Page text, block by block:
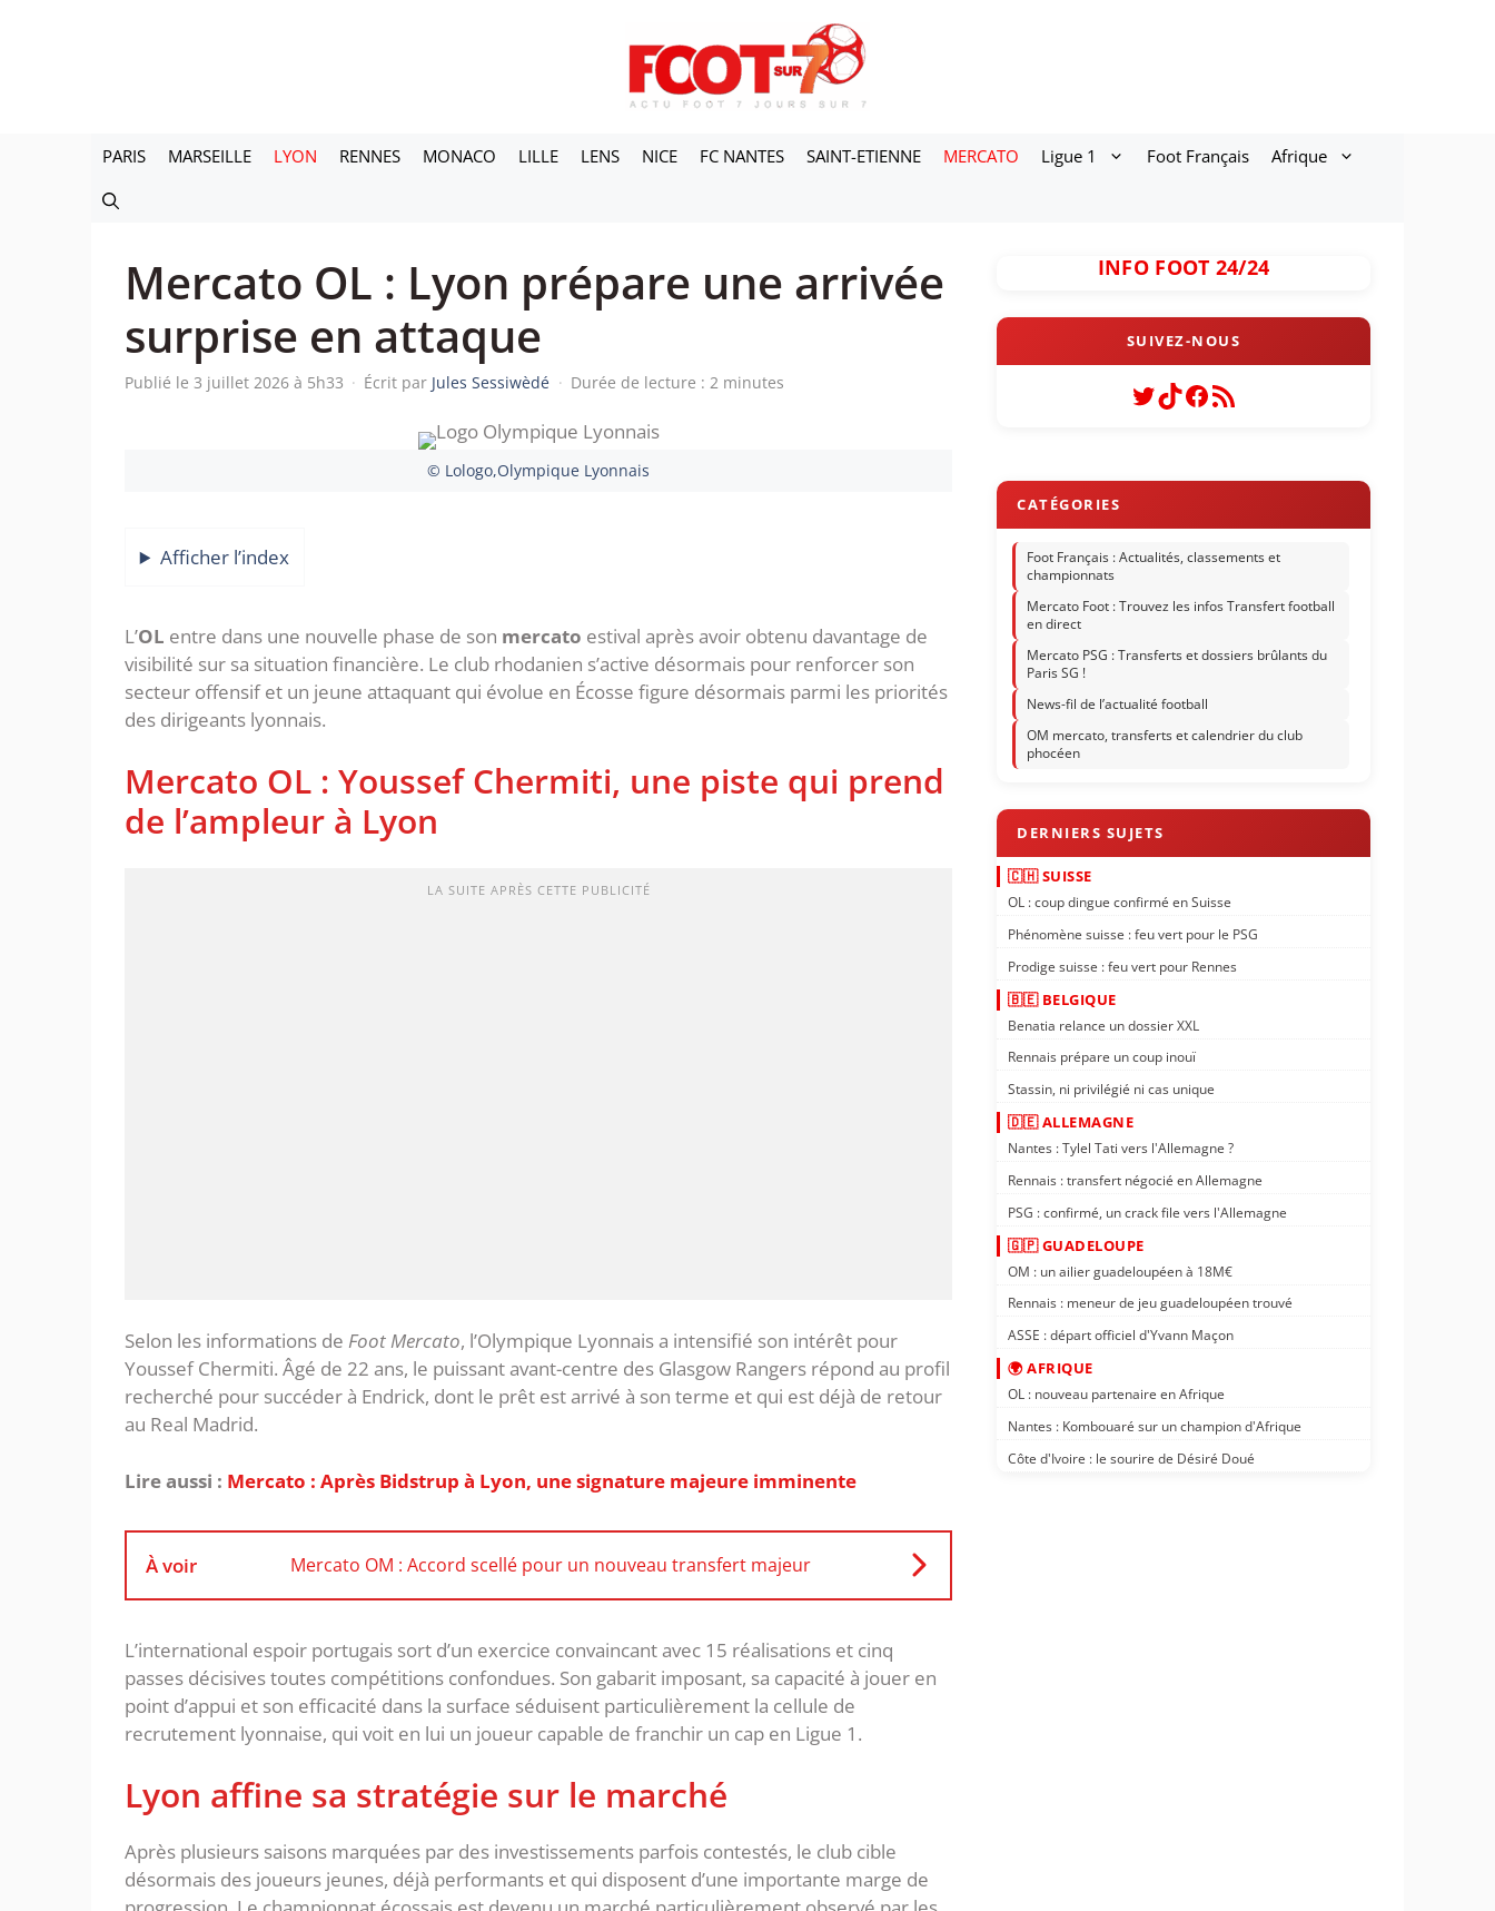
PARIS MARSEILLE LYON RENNES MONACO LILLE LENS NICE FC NANTES SAINT-ETIENNE MERCATO Ligue 1 Foot Français Afrique
Mercato OL : Lyon prépare une arrivée
surprise en attaque
Publié le 3 juillet 2026 à 5h33 · Écrit par Jules Sessiwèdé · Durée de lecture : 2 minutes
© Lologo,Olympique Lyonnais
Afficher l’index
L’OL entre dans une nouvelle phase de son mercato estival après avoir obtenu davantage de
visibilité sur sa situation financière. Le club rhodanien s’active désormais pour renforcer son
secteur offensif et un jeune attaquant qui évolue en Écosse figure désormais parmi les priorités
des dirigeants lyonnais.
‎Mercato OL : Youssef Chermiti, une piste qui prend
de l’ampleur à Lyon
LA SUITE APRÈS CETTE PUBLICITÉ
‎Selon les informations de Foot Mercato, l’Olympique Lyonnais a intensifié son intérêt pour
Youssef Chermiti. Âgé de 22 ans, le puissant avant-centre des Glasgow Rangers répond au profil
recherché pour succéder à Endrick, dont le prêt est arrivé à son terme et qui est déjà de retour
au Real Madrid.
Lire aussi : Mercato : Après Bidstrup à Lyon, une signature majeure imminente
À voir Mercato OM : Accord scellé pour un nouveau transfert majeur
‎L’international espoir portugais sort d’un exercice convaincant avec 15 réalisations et cinq
passes décisives toutes compétitions confondues. Son gabarit imposant, sa capacité à jouer en
point d’appui et son efficacité dans la surface séduisent particulièrement la cellule de
recrutement lyonnaise, qui voit en lui un joueur capable de franchir un cap en Ligue 1.
‎Lyon affine sa stratégie sur le marché
Après plusieurs saisons marquées par des investissements parfois contestés, le club cible
désormais des joueurs jeunes, déjà performants et qui disposent d’une importante marge de
INFO FOOT 24/24
Twitter
TikTok
Facebook
Flux RSS
Foot Français : Actualités, classements et
championnats
Mercato Foot : Trouvez les infos Transfert football
en direct
Mercato PSG : Transferts et dossiers brûlants du
Paris SG !
News-fil de l’actualité football
OM mercato, transferts et calendrier du club
phocéen
🇨🇭 SUISSE
OL : coup dingue confirmé en Suisse
Phénomène suisse : feu vert pour le PSG
Prodige suisse : feu vert pour Rennes
🇧🇪 BELGIQUE
Benatia relance un dossier XXL
Rennais prépare un coup inouï
Stassin, ni privilégié ni cas unique
🇩🇪 ALLEMAGNE
Nantes : Tylel Tati vers l'Allemagne ?
Rennais : transfert négocié en Allemagne
PSG : confirmé, un crack file vers l'Allemagne
🇬🇵 GUADELOUPE
OM : un ailier guadeloupéen à 18M€
Rennais : meneur de jeu guadeloupéen trouvé
ASSE : départ officiel d'Yvann Maçon
🌍 AFRIQUE
OL : nouveau partenaire en Afrique
Nantes : Kombouaré sur un champion d'Afrique
Côte d'Ivoire : le sourire de Désiré Doué